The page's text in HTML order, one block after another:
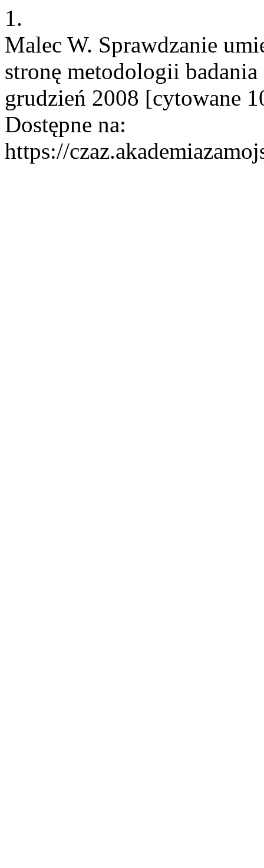
1.
Malec W. Sprawdzanie
stronę metodologii
grudzień 2008 [cytowane
Dostępne na:
https://